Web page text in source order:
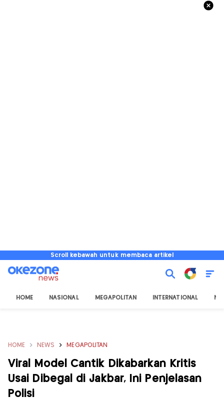
Scroll kebawah untuk membaca artikel
HOME NASIONAL MEGAPOLITAN INTERNATIONAL
HOME NEWS MEGAPOLITAN
Viral Model Cantik Dikabarkan Kritis
Usai Dibegal di Jakbar, Ini Penjelasan
Polisi